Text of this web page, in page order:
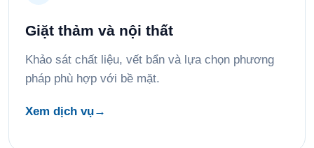
Giặt thảm và nội thất
Khảo sát chất liệu, vết bẩn và lựa chọn phương
pháp phù hợp với bề mặt.
Xem dịch vụ→